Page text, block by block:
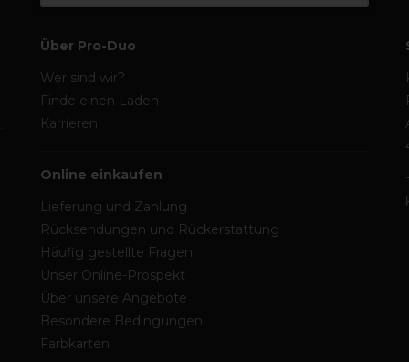
Über Pro-Duo
Wer sind wir?
Finde einen Laden
Karrieren
Online einkaufen
Lieferung und Zahlung
Rücksendungen und Rückerstattung
Häufig gestellte Fragen
Unser Online-Prospekt
Über unsere Angebote
Besondere Bedingungen
Farbkarten